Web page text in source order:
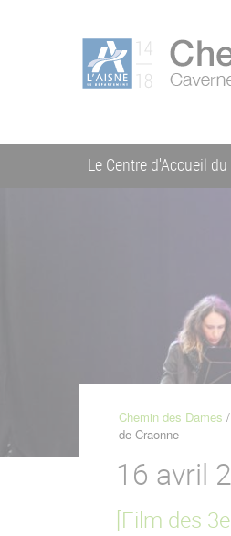
Menu
du
compte
l'utilisateur
C
h
e
n
d
Le Centre d'Accueil
Fil
Chemin des Dames
de Craonne
16 avril
[Film des